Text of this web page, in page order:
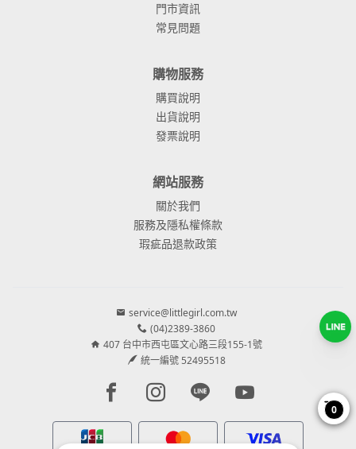
門市資訊
常見問題
購物服務
購買說明
出貨說明
發票說明
網站服務
關於我們
服務及隱私權條款
瑕疵品退款政策
service@littlegirl.com.tw
(04)2389-3860
407 台中市西屯區文心路三段155-1號
統一編號 52495518
Facebook page
Instagram page
Line pageYoutube page
0